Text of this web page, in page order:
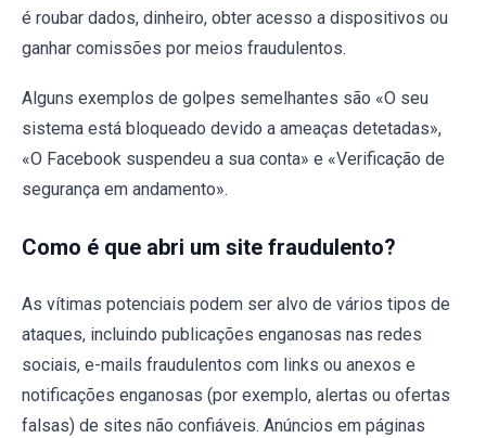
é roubar dados, dinheiro, obter acesso a dispositivos ou
ganhar comissões por meios fraudulentos.
Alguns exemplos de golpes semelhantes são «O seu
sistema está bloqueado devido a ameaças detetadas»,
«O Facebook suspendeu a sua conta» e «Verificação de
segurança em andamento».
Como é que abri um site fraudulento?
As vítimas potenciais podem ser alvo de vários tipos de
ataques, incluindo publicações enganosas nas redes
sociais, e-mails fraudulentos com links ou anexos e
notificações enganosas (por exemplo, alertas ou ofertas
falsas) de sites não confiáveis. Anúncios em páginas